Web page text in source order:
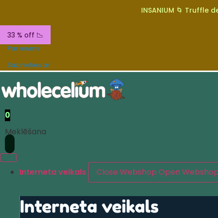
INSANIUM 🌀 Truffle
33 % off 📉
Par mums
Sazinieties ar
0
Meklēšana
Interneta veikals Close Webshop Open Webshop
Interneta veikals